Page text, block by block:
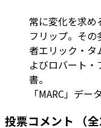
常に変化を求め
フリップ。そ
者エリック・タ
よびロバート
書。
「MARC」デー
投票コメント （